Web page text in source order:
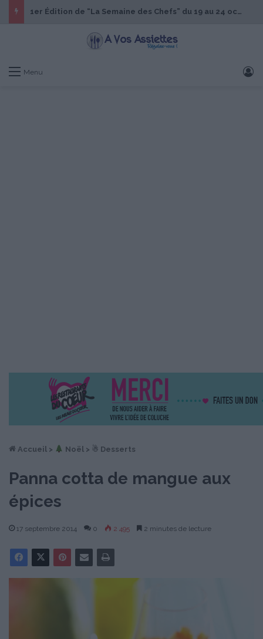
1er Édition de “La Semaine des Chefs” du 19 au 24 octobre 2026
Menu
Accueil > ︎ Noël > ☃ Desserts
Panna cotta de mangue aux
épices
17 septembre 2014 0 2 495 2 minutes de lecture